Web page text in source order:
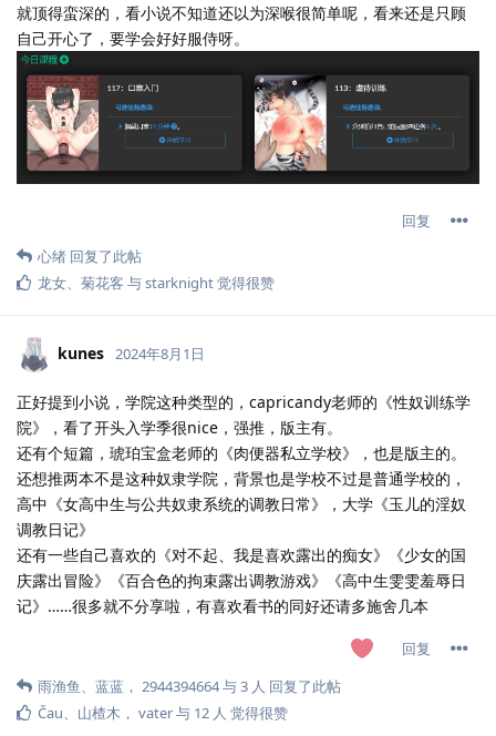
就顶得蛮深的，看小说不知道还以为深喉很简单呢，看来还是只顾
自己开心了，要学会好好服侍呀。
回复
心绪 回复了此帖
龙女、 菊花客 与starknight觉得很赞
kunes 2024年8月1日
正好提到小说，学院这种类型的，capricandy老师的《性奴训练学
院》，看了开头入学季很nice，强推，版主有。
还有个短篇，琥珀宝盒老师的《肉便器私立学校》，也是版主的。
还想推两本不是这种奴隶学院，背景也是学校不过是普通学校的，
高中《女高中生与公共奴隶系统的调教日常》，大学《玉儿的淫奴
调教日记》
还有一些自己喜欢的《对不起、我是喜欢露出的痴女》《少女的国
庆露出冒险》《百合色的拘束露出调教游戏》《高中生雯雯羞辱日
记》……很多就不分享啦，有喜欢看书的同好还请多施舍几本
回复
雨渔鱼、 蓝蓝 ， 2944394664与3 人 回复了此帖
Čau、 山楂木 ， vater与 12 人 觉得很赞